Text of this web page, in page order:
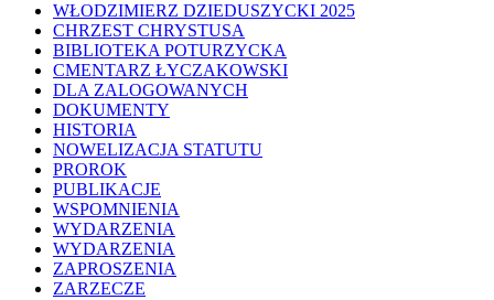
WŁODZIMIERZ DZIEDUSZYCKI 2025
CHRZEST CHRYSTUSA
BIBLIOTEKA POTURZYCKA
CMENTARZ ŁYCZAKOWSKI
DLA ZALOGOWANYCH
DOKUMENTY
HISTORIA
NOWELIZACJA STATUTU
PROROK
PUBLIKACJE
WSPOMNIENIA
WYDARZENIA
WYDARZENIA
ZAPROSZENIA
ZARZECZE